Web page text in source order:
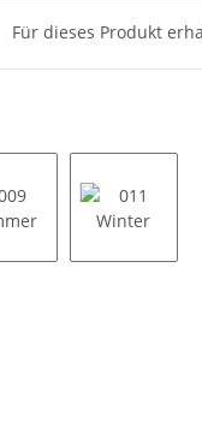
Für dieses Produkt